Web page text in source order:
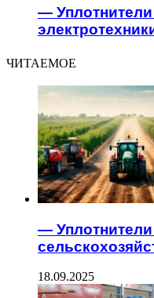
—
ЧИТАЕМОЕ
—
18.09.2025